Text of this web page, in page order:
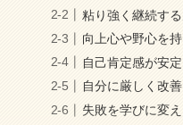
粘り強く継続す
向上心や野心を
自己肯定感が安
自分に厳しく改
失敗を学びに変